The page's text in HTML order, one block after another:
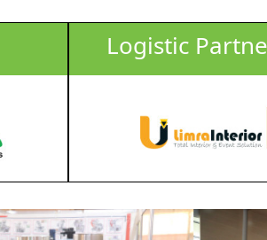
Logistic